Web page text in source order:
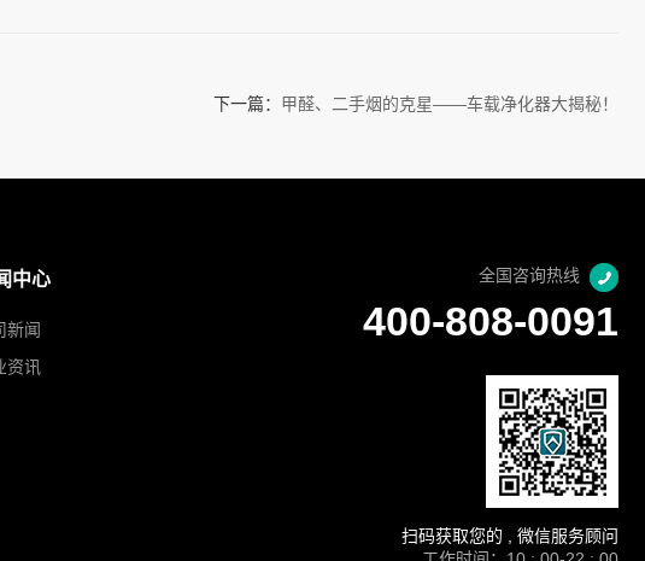
下一篇： 甲醛、二手烟的克星——车载净化器大揭秘！
中心
新闻
资讯
全国咨询热线
400-808-0091
扫码获取您的 , 微信服务顾问